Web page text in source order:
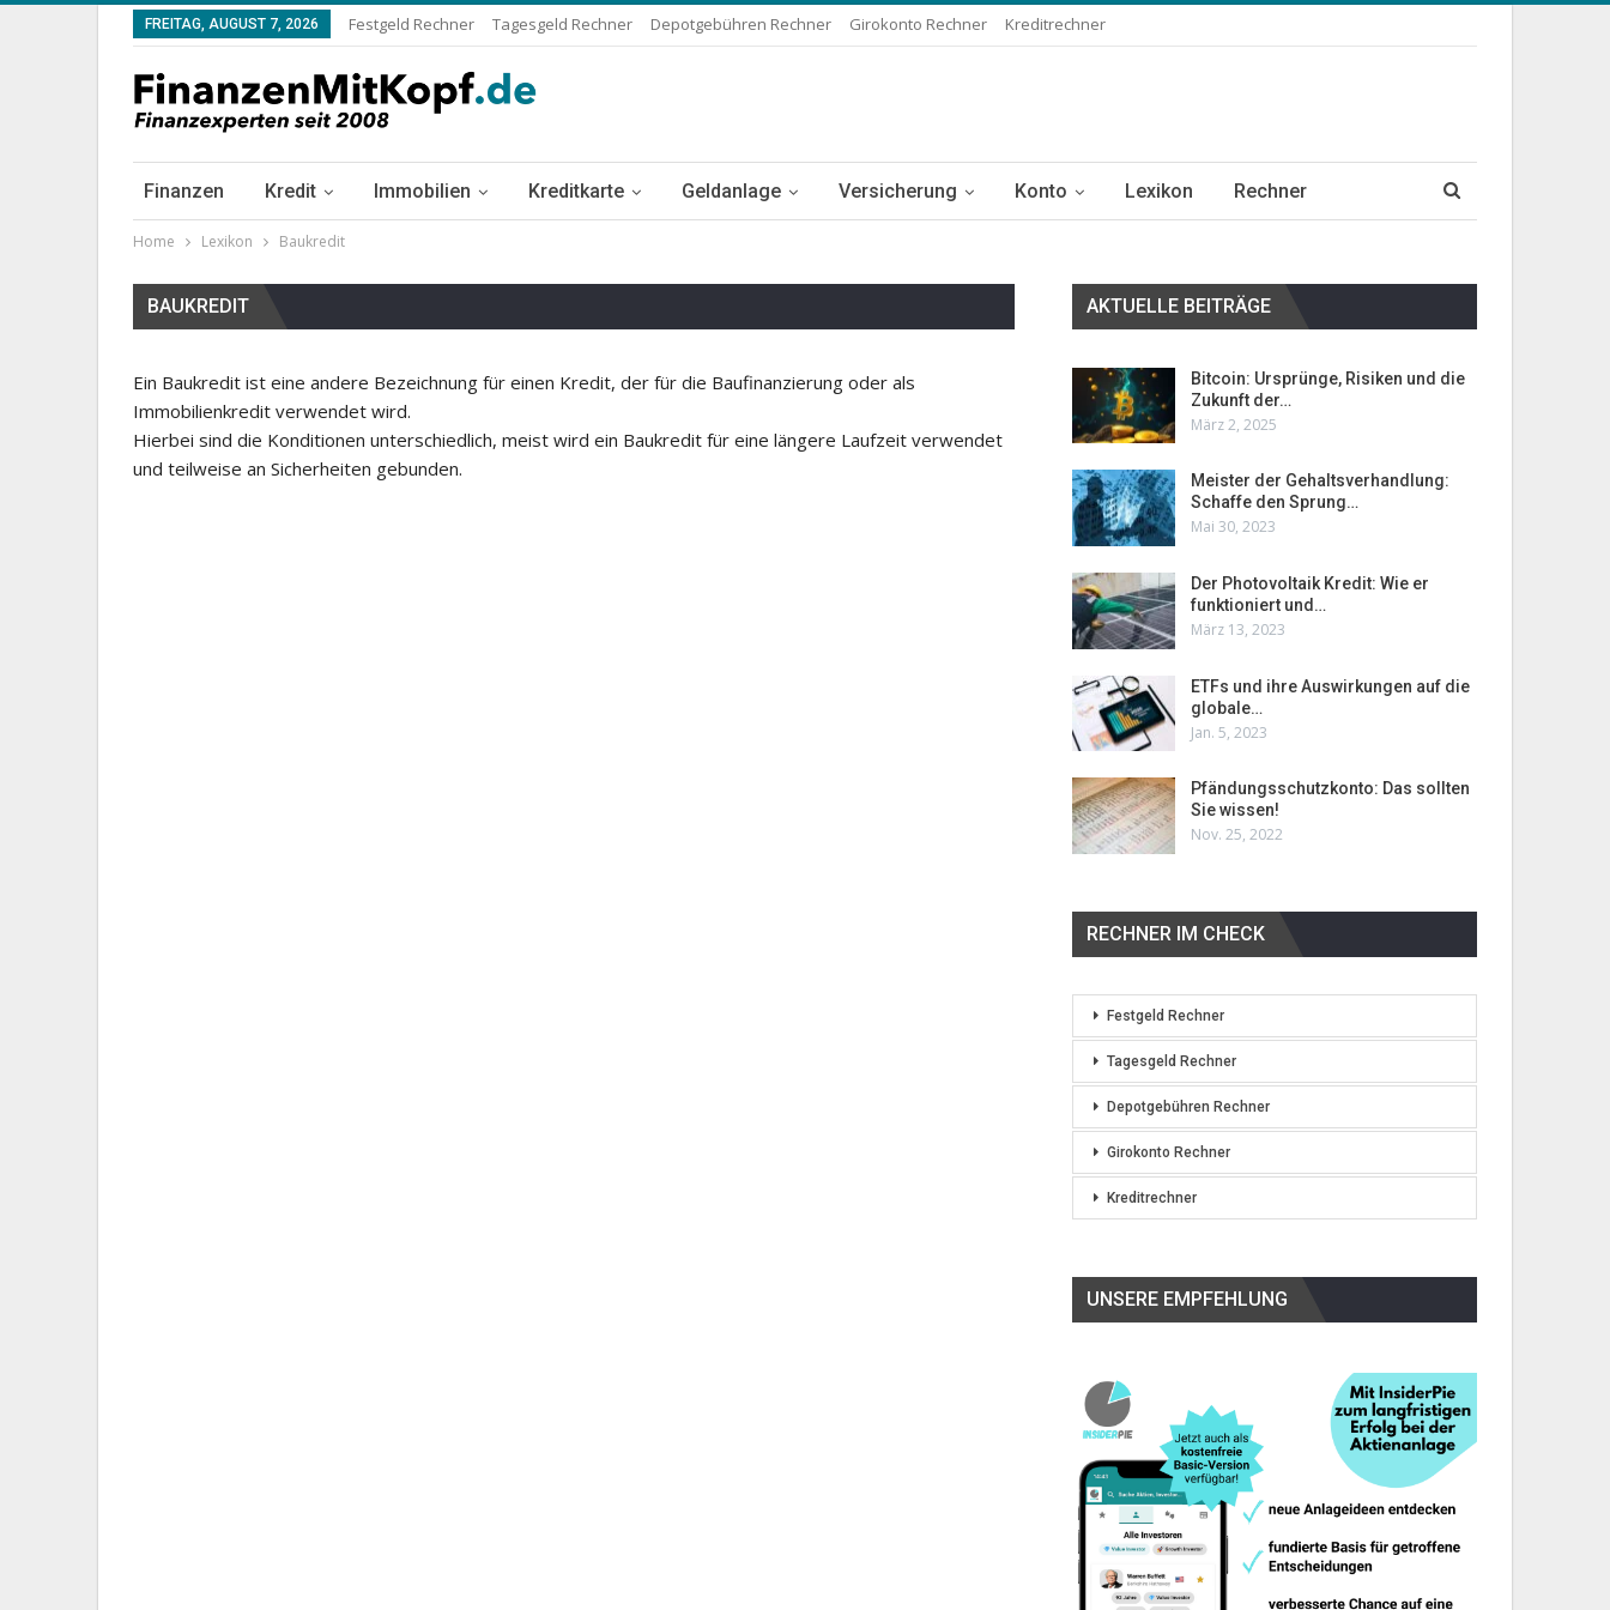
FREITAG, AUGUST 7, 2026 Festgeld Rechner Tagesgeld Rechner Depotgebühren Rechner Girokonto Rechner Kreditrechner
Finanzen Kredit Immobilien Kreditkarte Geldanlage Versicherung Konto Lexikon Rechner
Home Lexikon Baukredit
BAUKREDIT
Ein Baukredit ist eine andere Bezeichnung für einen Kredit, der für die Baufinanzierung oder als
Immobilienkredit verwendet wird.
Hierbei sind die Konditionen unterschiedlich, meist wird ein Baukredit für eine längere Laufzeit verwendet
und teilweise an Sicherheiten gebunden.
AKTUELLE BEITRÄGE
Bitcoin: Ursprünge, Risiken und die
Zukunft der…
März 2, 2025
Meister der Gehaltsverhandlung:
Schaffe den Sprung…
Mai 30, 2023
Der Photovoltaik Kredit: Wie er
funktioniert und…
März 13, 2023
ETFs und ihre Auswirkungen auf die
globale…
Jan. 5, 2023
Pfändungsschutzkonto: Das sollten
Sie wissen!
Nov. 25, 2022
RECHNER IM CHECK
Festgeld Rechner
Tagesgeld Rechner
Depotgebühren Rechner
Girokonto Rechner
Kreditrechner
UNSERE EMPFEHLUNG